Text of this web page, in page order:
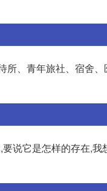
、青年旅社、宿舍、
说它是怎样的存在,我